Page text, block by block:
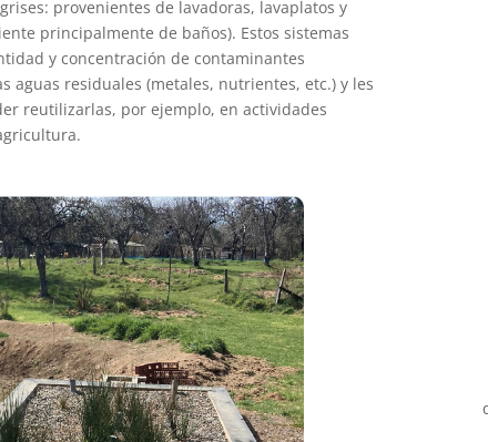
provenientes de lavadoras, lavaplatos y
principalmente de baños). Estos sistemas
y concentración de contaminantes
aguas residuales (metales, nutrientes, etc.) y les
reutilizarlas, por ejemplo, en actividades